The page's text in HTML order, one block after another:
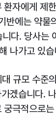
자에게
에는 약
. 당사는
나가고 있습
규모 수준
겠습니다.
극적으로